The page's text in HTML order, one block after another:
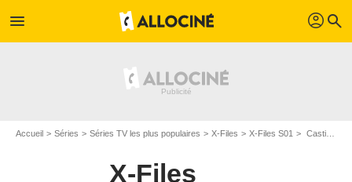
menu profil search
Accueil Séries Séries TV les plus populaires X-Files X-Files S01 Casting X-Files S01
X-Files